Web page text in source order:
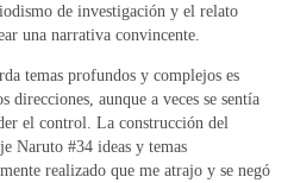
de investigación y el relato
una narrativa convincente.
temas profundos y complejos es
aunque a veces se sentía
el control. La construcción del
Naruto #34 ideas y temas
realizado que me atrajo y se negó